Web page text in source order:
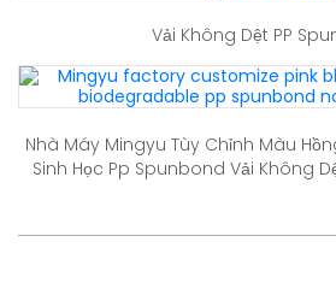
Vải Không Dệt PP
Nhà Máy Mingyu Tùy Chỉnh Màu
Sinh Học Pp Spunbond Vải Không